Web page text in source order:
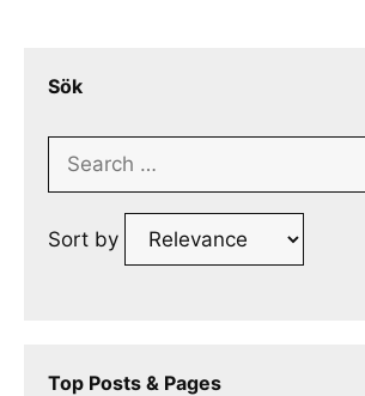
Sök
Search
Sort by
Top Posts & Pages